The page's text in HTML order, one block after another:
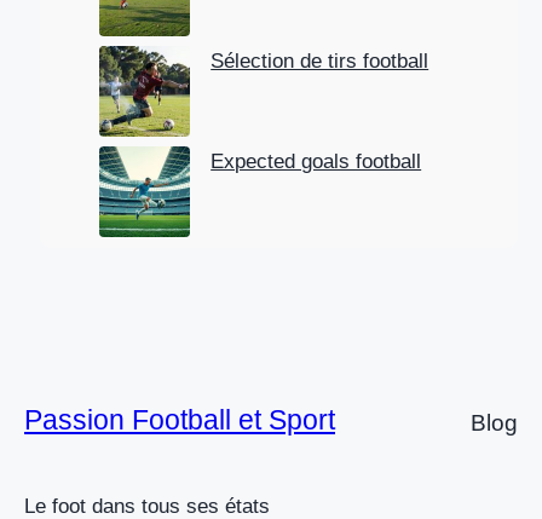
Sélection de tirs football
Expected goals football
Passion Football et Sport
Le foot dans tous ses états
Blog